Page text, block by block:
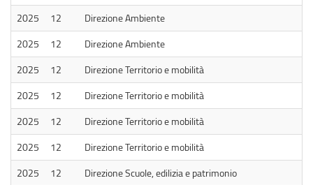
2025
12 Direzione Ambiente
2025
12 Direzione Ambiente
2025
12 Direzione Territorio e mobilità
2025
12 Direzione Territorio e mobilità
2025
12 Direzione Territorio e mobilità
2025
12 Direzione Territorio e mobilità
2025
12 Direzione Scuole, edilizia e patrimonio